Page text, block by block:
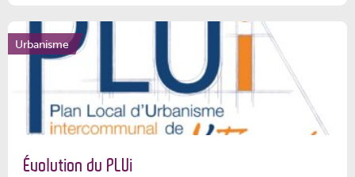
Urbanisme
Évolution du PLUi